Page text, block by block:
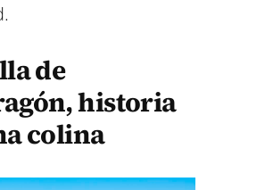
de
historia
colina